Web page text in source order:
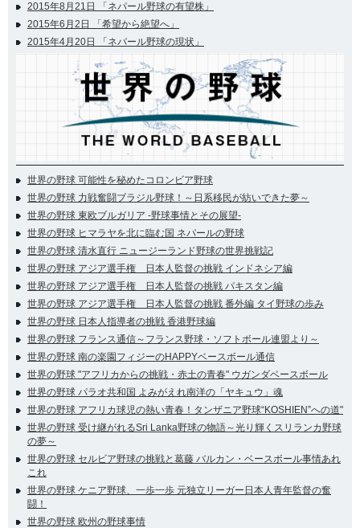
2015年8月21日 「ネパール野球の有望株」
2015年6月2日 「希望から絶望へ」
2015年4月20日 「ネパール野球の現状」
世界の野球 可能性を秘めたコロンビア野球
世界の野球 力戦奮闘ブラジル野球！～日系移民が紡いできた夢～
世界の野球 東欧ブルガリア -野球事情とその展望-
世界の野球 ヒマラヤを北に臨む国 ネパールの野球
世界の野球 清水直行 ニュージーランド野球の世界挑戦記
世界の野球 アジア選手権 日本人監督の挑戦 インドネシア編
世界の野球 アジア選手権 日本人監督の挑戦 パキスタン編
世界の野球 アジア選手権 日本人監督の挑戦 番外編 タイ野球の歩み
世界の野球 日本人指導者の挑戦 香港野球編
世界の野球 フランス通信～フランス野球・ソフトボール連盟より～
世界の野球 南の楽園フィジーのHAPPYベースボール通信
世界の野球 "アフリカからの挑戦・赤土の青春" ウガンダベースボール
世界の野球 パラオ共和国 よみがえれ南洋の「ヤキュウ」魂
世界の野球 アフリカ球児の熱い青春！タンザニア野球“KOSHIEN”への道"
世界の野球 受け継がれるSri Lanka野球の物語～光り輝くスリランカ野球
の夢～
世界の野球 セルビア野球の挑戦と葛藤 バルカン・ベースボール事情あれ
これ
世界の野球 ケニア野球、一歩一歩 元独立リーガー日本人青年監督の奮
闘！
世界の野球 欧州の野球事情